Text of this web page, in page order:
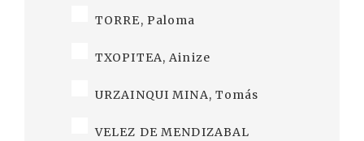
TORRE, Paloma
TXOPITEA, Ainize
URZAINQUI MINA, Tomás
VELEZ DE MENDIZABAL